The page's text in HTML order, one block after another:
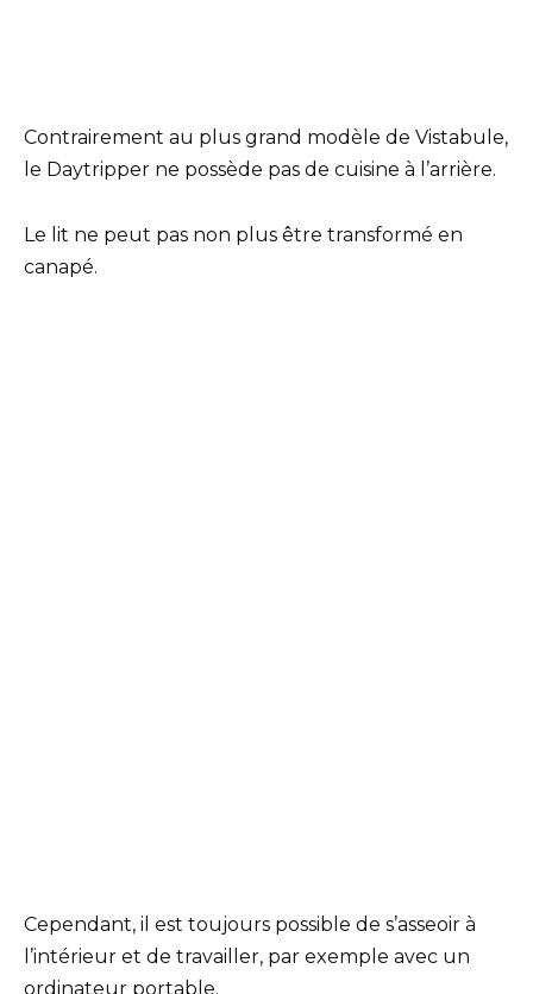
Contrairement au plus grand modèle de Vistabule,
le Daytripper ne possède pas de cuisine à l’arrière.
Le lit ne peut pas non plus être transformé en
canapé.
Cependant, il est toujours possible de s’asseoir à
l’intérieur et de travailler, par exemple avec un
ordinateur portable.